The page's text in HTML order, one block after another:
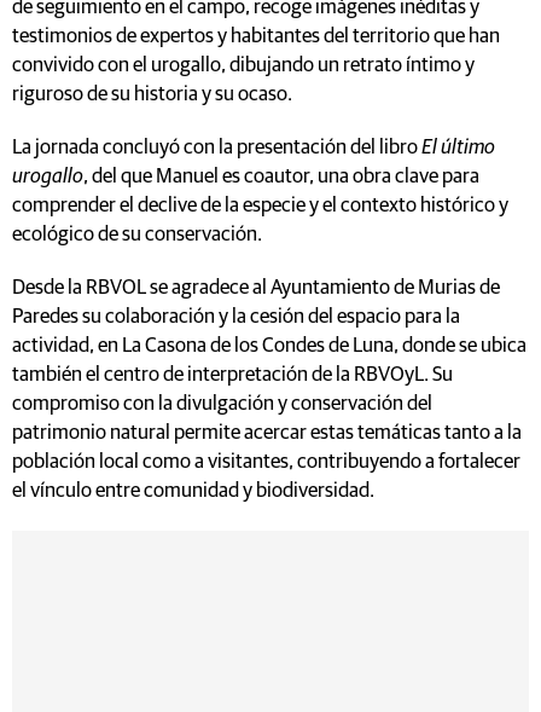
de seguimiento en el campo, recoge imágenes inéditas y
testimonios de expertos y habitantes del territorio que han
convivido con el urogallo, dibujando un retrato íntimo y
riguroso de su historia y su ocaso.
La jornada concluyó con la presentación del libroEl último
urogallo, del que Manuel es coautor, una obra clave para
comprender el declive de la especie y el contexto histórico y
ecológico de su conservación.
Desde la RBVOL se agradece al Ayuntamiento de Murias de
Paredes su colaboración y la cesión del espacio para la
actividad, en La Casona de los Condes de Luna, donde se ubica
también el centro de interpretación de la RBVOyL. Su
compromiso con la divulgación y conservación del
patrimonio natural permite acercar estas temáticas tanto a la
población local como a visitantes, contribuyendo a fortalecer
el vínculo entre comunidad y biodiversidad.